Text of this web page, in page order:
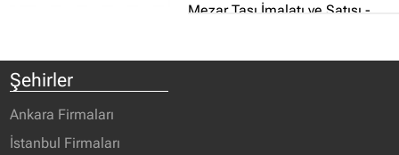
Mezar Taşı İmalatı ve Satışı -
Şehirler
Ankara Firmaları
İstanbul Firmaları